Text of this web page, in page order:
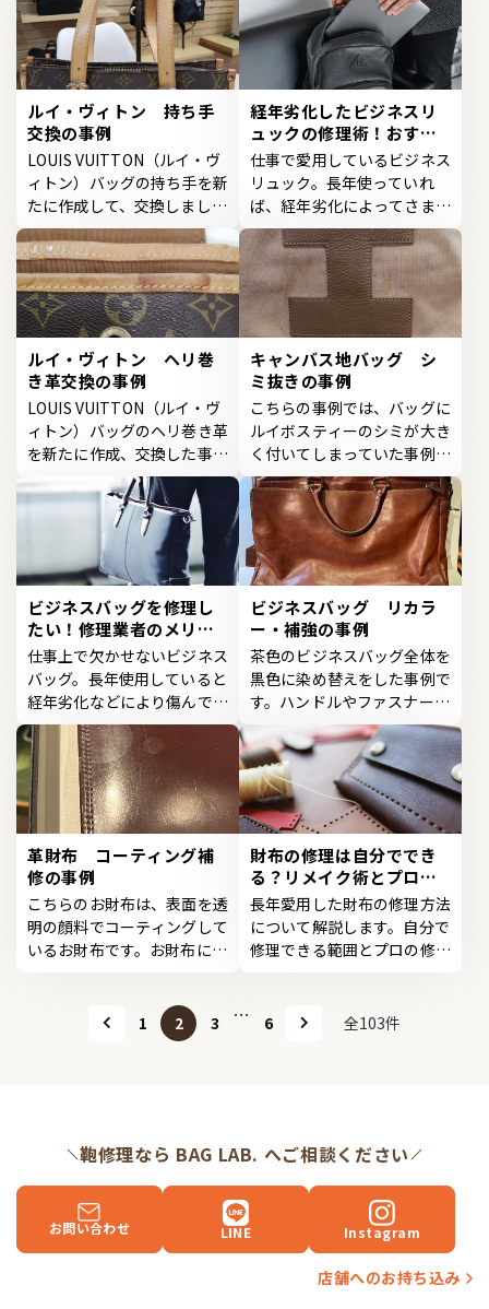
ルイ・ヴィトン 持ち手
交換の事例
LOUIS VUITTON（ルイ・ヴ
ィトン）バッグの持ち手を新
たに作成して、交換しまし
た。バッグの持ち手に使わ...
経年劣化したビジネスリ
ュックの修理術！おすす
めの修理店や料金も紹介
仕事で愛用しているビジネス
リュック。長年使っていれ
ば、経年劣化によってさまざ
まな箇所が傷んできます...
ルイ・ヴィトン ヘリ巻
き革交換の事例
LOUIS VUITTON（ルイ・ヴ
ィトン）バッグのヘリ巻き革
を新たに作成、交換した事例
です。ヘリ巻き革が汚れ...
キャンバス地バッグ シ
ミ抜きの事例
こちらの事例では、バッグに
ルイボスティーのシミが大き
く付いてしまっていた事例で
す。このようなバッグ...
ビジネスバッグを修理し
たい！修理業者のメリッ
トや選び方
仕事上で欠かせないビジネス
バッグ。長年使用していると
経年劣化などにより傷んでし
まい、修理が必要にな...
ビジネスバッグ リカラ
ー・補強の事例
茶色のビジネスバッグ全体を
黒色に染め替えをした事例で
す。ハンドルやファスナーの
引き手、バッグのチャ...
革財布 コーティング補
修の事例
こちらのお財布は、表面を透
明の顔料でコーティングして
いるお財布です。お財布にツ
財布の修理は自分ででき
る？リメイク術とプロに
頼むメリットも紹介
長年愛用した財布の修理方法
について解説します。自分で
修理できる範囲とプロの修理
1 2 3 … 6 全103件
鞄修理なら BAG LAB. へご相談ください
お問い合わせ LINE Instagram
店舗へのお持ち込み